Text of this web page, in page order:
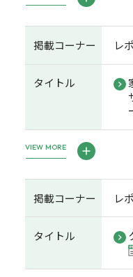
掲載コーナー レ
タイトル
VIEW MORE
掲載コーナー レ
タイトル